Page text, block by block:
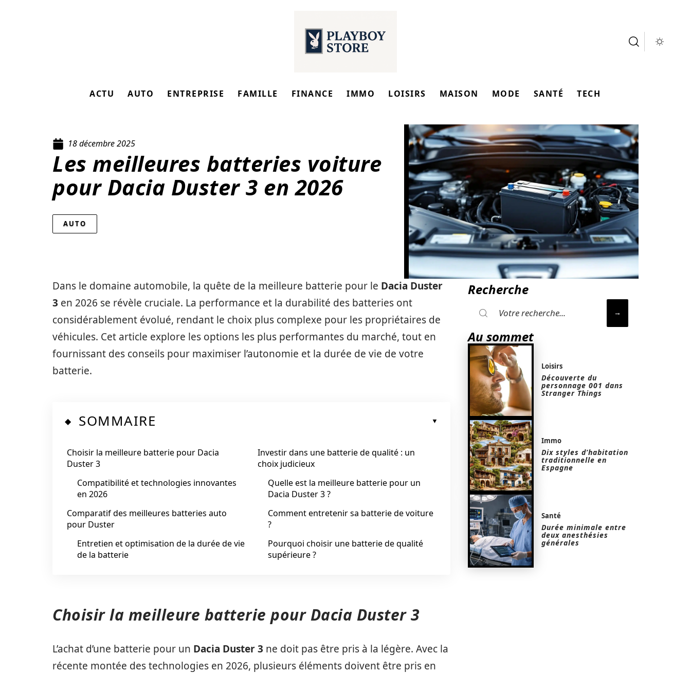
ACTU AUTO ENTREPRISE FAMILLE FINANCE IMMO LOISIRS MAISON MODE SANTÉ TECH
18 décembre 2025
Les meilleures batteries voiture
pour Dacia Duster 3 en 2026
AUTO
Dans le domaine automobile, la quête de la meilleure batterie pour le Dacia Duster
3 en 2026 se révèle cruciale. La performance et la durabilité des batteries ont
considérablement évolué, rendant le choix plus complexe pour les propriétaires de
véhicules. Cet article explore les options les plus performantes du marché, tout en
fournissant des conseils pour maximiser l’autonomie et la durée de vie de votre
batterie.
SOMMAIRE
Choisir la meilleure batterie pour Dacia
Duster 3
Compatibilité et technologies innovantes
en 2026
Comparatif des meilleures batteries auto
pour Duster
Entretien et optimisation de la durée de vie
de la batterie
Investir dans une batterie de qualité : un
choix judicieux
Quelle est la meilleure batterie pour un
Dacia Duster 3 ?
Comment entretenir sa batterie de voiture
?
Pourquoi choisir une batterie de qualité
supérieure ?
Choisir la meilleure batterie pour Dacia Duster 3
L’achat d’une batterie pour un Dacia Duster 3 ne doit pas être pris à la légère. Avec la
récente montée des technologies en 2026, plusieurs éléments doivent être pris en
Recherche
Au sommet
Loisirs
Découverte du
personnage 001 dans
Stranger Things
Immo
Dix styles d’habitation
traditionnelle en
Espagne
Santé
Durée minimale entre
deux anesthésies
générales